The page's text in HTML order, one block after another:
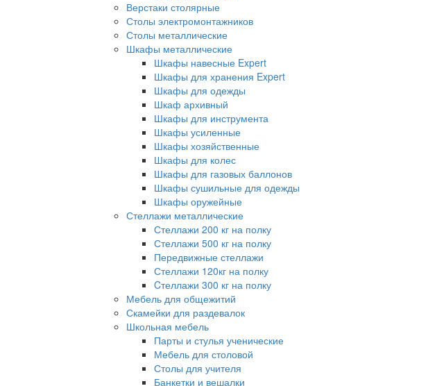
Верстаки столярные
Столы электромонтажников
Столы металлические
Шкафы металлические
Шкафы навесные Expert
Шкафы для хранения Expert
Шкафы для одежды
Шкаф архивный
Шкафы для инструмента
Шкафы усиленные
Шкафы хозяйственные
Шкафы для колес
Шкафы для газовых баллонов
Шкафы сушильные для одежды
Шкафы оружейные
Стеллажи металлические
Стеллажи 200 кг на полку
Стеллажи 500 кг на полку
Передвижные стеллажи
Стеллажи 120кг на полку
Cтеллажи 300 кг на полку
Мебель для общежитий
Скамейки для раздевалок
Школьная мебель
Парты и стулья ученические
Мебель для столовой
Столы для учителя
Банкетки и вешалки